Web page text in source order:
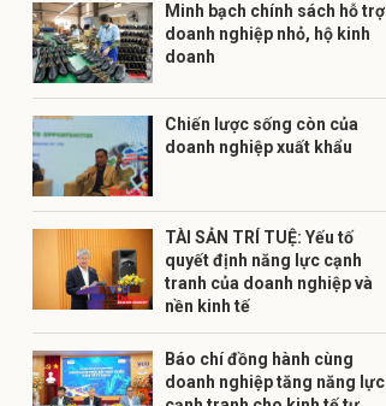
Minh bạch chính sách hỗ trợ
doanh nghiệp nhỏ, hộ kinh
doanh
Chiến lược sống còn của
doanh nghiệp xuất khẩu
TÀI SẢN TRÍ TUỆ: Yếu tố
quyết định năng lực cạnh
tranh của doanh nghiệp và
nền kinh tế
Báo chí đồng hành cùng
doanh nghiệp tăng năng lực